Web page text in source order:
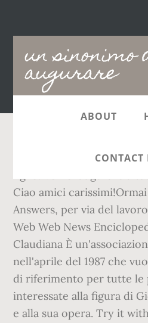
un sinonimo
augurare
navigation
ABOUT
CONTACT
Voglio augurare buona
Ciao amici
Answers, per via del
Web Web News
Claudiana È
nell'aprile del 1987 che
di riferimento per tutte le
interessate alla figura di
e alla sua opera. Try it